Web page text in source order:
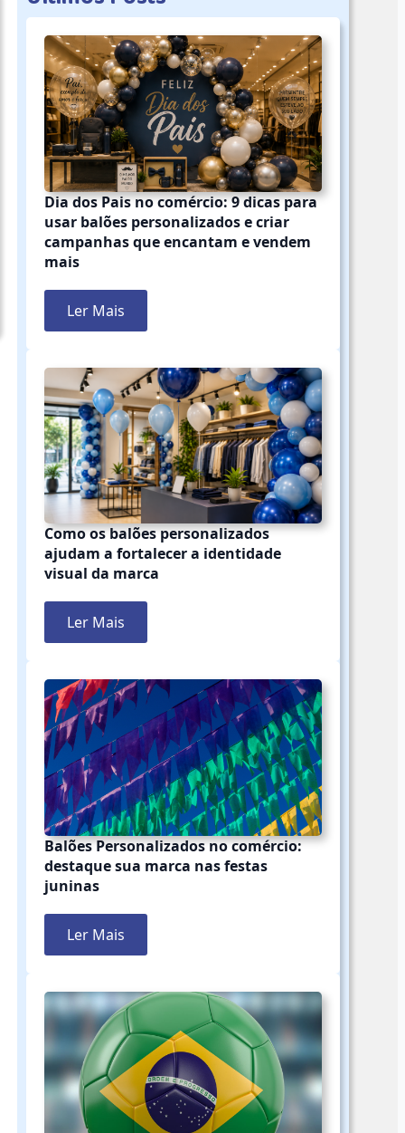
Dia dos Pais no comércio: 9 dicas para
usar balões personalizados e criar
campanhas que encantam e vendem
mais
Ler Mais
Como os balões personalizados
ajudam a fortalecer a identidade
visual da marca
Ler Mais
Balões Personalizados no comércio:
destaque sua marca nas festas
juninas
Ler Mais